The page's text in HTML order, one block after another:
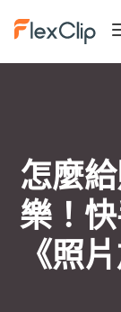
怎麼
樂！
《照